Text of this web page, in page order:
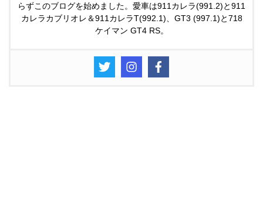
らずこのブログを始めました。愛車は911カレラ(991.2)と911
カレラカブリオレ＆911カレラT(992.1)、GT3 (997.1)と718
ケイマン GT4 RS。